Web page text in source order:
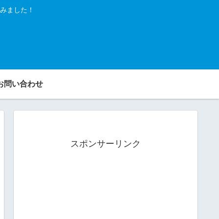
ました！
問い合わせ
スポンサーリンク